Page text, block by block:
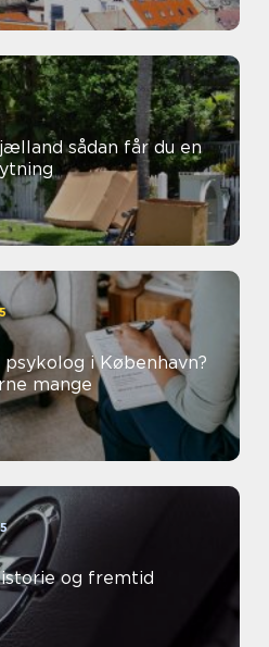
får du en
i København?
mange
og fremtid